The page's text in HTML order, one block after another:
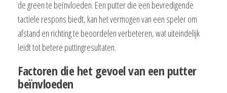
de green te beïnvloeden. Een putter die een bevredigende
tactiele respons biedt, kan het vermogen van een speler om
afstand en richting te beoordelen verbeteren, wat uiteindelijk
leidt tot betere puttingresultaten.
Factoren die het gevoel van een putter
beïnvloeden